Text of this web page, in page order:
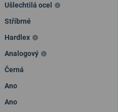
Ušlechtilá ocel
Stříbrné
Hardlex
Analogový
Černá
Ano
Ano